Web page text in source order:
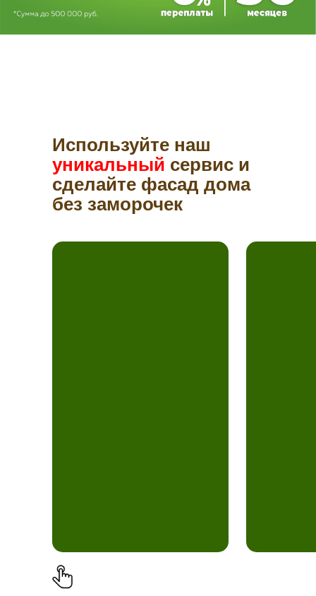
Используйте наш
уникальный сервис и
сделайте фасад дома
без заморочек